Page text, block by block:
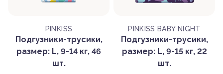
PINKISS
Подгузники-трусики,
размер: L, 9-14 кг, 46
шт.
PINKISS BABY NIGHT
Подгузники-трусики,
размер: L, 9-15 кг, 22
шт.